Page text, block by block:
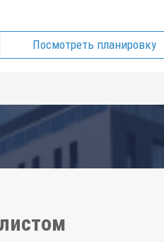
Посмотреть планировку